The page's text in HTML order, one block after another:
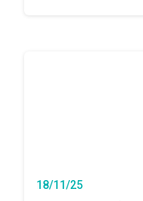
18/11/25